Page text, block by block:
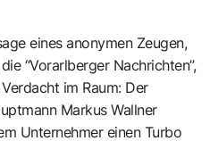
eines anonymen Zeugen,
“Vorarlberger Nachrichten”,
im Raum: Der
Markus Wallner
Unternehmer einen Turbo